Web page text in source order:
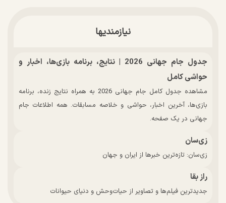
نیازمندیها
جدول جام جهانی 2026 | نتایج، برنامه بازی‌ها، اخبار و
حواشی کامل
مشاهده جدول کامل جام جهانی 2026 به همراه نتایج زنده، برنامه
بازی‌ها، آخرین اخبار، حواشی و خلاصه مسابقات. همه اطلاعات جام
جهانی در یک صفحه.
زی‌سان
زی‌سان: تازه‌ترین خبرها از ایران و جهان
راز بقا
جدیدترین فیلم‌ها و تصاویر از حیات‌وحش و دنیای حیوانات